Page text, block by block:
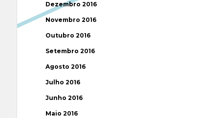
Dezembro 2016
Novembro 2016
Outubro 2016
Setembro 2016
Agosto 2016
Julho 2016
Junho 2016
Maio 2016